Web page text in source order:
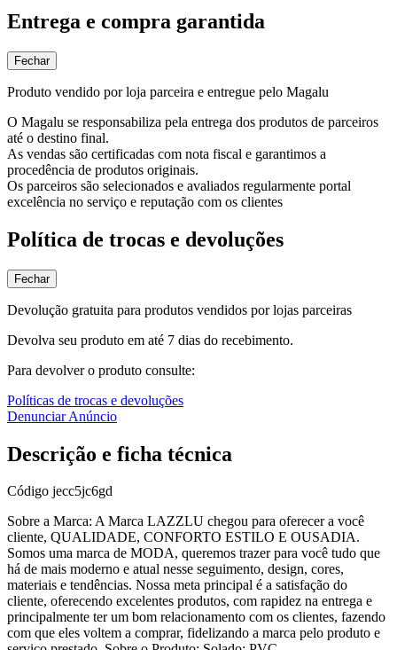
Entrega e compra garantida
Fechar
Produto vendido por loja parceira e entregue pelo Magalu
O Magalu se responsabiliza pela entrega dos produtos de parceiros
até o destino final.
As vendas são certificadas com nota fiscal e garantimos a
procedência de produtos originais.
Os parceiros são selecionados e avaliados regularmente portal
excelência no serviço e reputação com os clientes
Política de trocas e devoluções
Fechar
Devolução gratuita para produtos vendidos por lojas parceiras
Devolva seu produto em até 7 dias do recebimento.
Para devolver o produto consulte:
Políticas de trocas e devoluções
Denunciar Anúncio
Descrição e ficha técnica
Código jecc5jc6gd
Sobre a Marca: A Marca LAZZLU chegou para oferecer a você
cliente, QUALIDADE, CONFORTO ESTILO E OUSADIA.
Somos uma marca de MODA, queremos trazer para você tudo que
há de mais moderno e atual nesse seguimento, design, cores,
materiais e tendências. Nossa meta principal é a satisfação do
cliente, oferecendo excelentes produtos, com rapidez na entrega e
principalmente ter um bom relacionamento com os clientes, fazendo
com que eles voltem a comprar, fidelizando a marca pelo produto e